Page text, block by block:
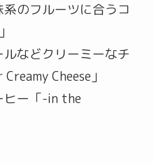
のフルーツに合うコ
などクリーミーなチ
Cheese」
ヒー「-in the